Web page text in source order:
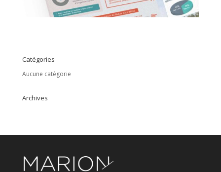
Catégories
Aucune catégorie
Archives